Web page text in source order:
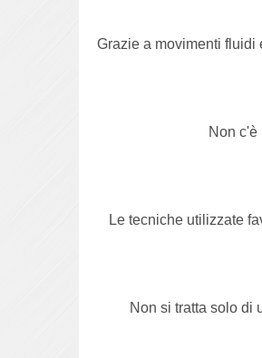
Grazie a movimenti fluidi
Non
Le tecniche utilizzate
Non si tratta solo di